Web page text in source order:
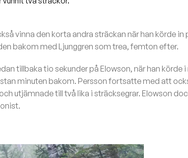
vinna den korta andra sträckan när han körde in
bakom med Ljunggren som trea, femton efter.
tillbaka tio sekunder på Elowson, när han körde
minuten bakom. Persson fortsatte med att
utjämnade till två lika i sträcksegrar. Elowson